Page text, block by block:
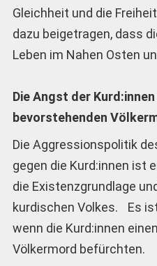
Gleichheit und die
dazu beigetragen, dass
Leben im Nahen Osten
Die Angst der
bevorstehenden
Die Aggressionspolitik
gegen die Kurd:innen ist
die Existenzgrundlage
kurdischen Volkes. Es
wenn die Kurd:innen
Völkermord befürchten.